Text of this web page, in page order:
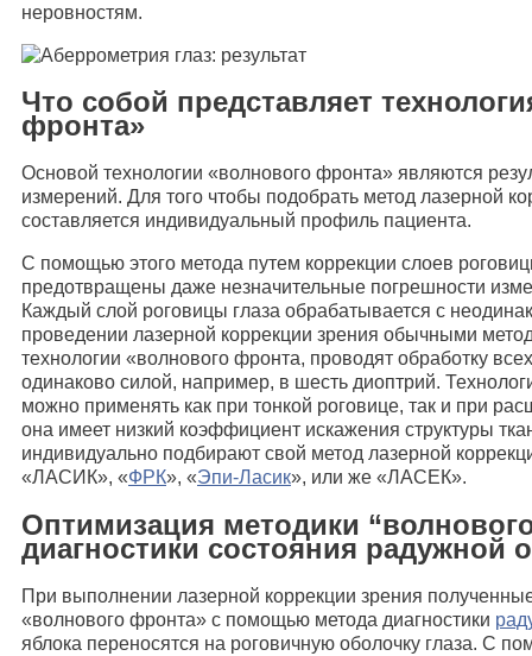
неровностям.
Что собой представляет
фронта»
Основой технологии «волнового фронта» являются
измерений. Для того чтобы подобрать метод лазерной
составляется индивидуальный профиль пациента.
С помощью этого метода путем коррекции слоев
предотвращены даже незначительные погрешности
Каждый слой роговицы глаза обрабатывается с
проведении лазерной коррекции зрения обычными
технологии «волнового фронта, проводят обработку
одинаково силой, например, в шесть диоптрий.
можно применять как при тонкой роговице, так и при
она имеет низкий коэффициент искажения структуры
индивидуально подбирают свой метод лазерной
«ЛАСИК», «ФРК», «Эпи-Ласик», или же «ЛАСЕК».
Оптимизация методики
диагностики состояния радужной
При выполнении лазерной коррекции зрения
«волнового фронта» с помощью метода диагностики
яблока переносятся на роговичную оболочку глаза. С